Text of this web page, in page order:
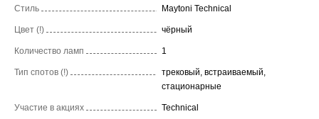
Стиль Maytoni Technical
Цвет (!) чёрный
Количество ламп 1
Тип спотов (!)
трековый, встраиваемый,
стационарные
Участие в акциях Technical